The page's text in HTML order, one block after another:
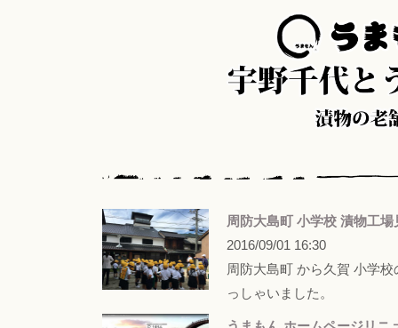
周防大島町 小学校 漬物工場
2016/09/01 16:30
周防大島町 から久賀 小学
っしゃいました。